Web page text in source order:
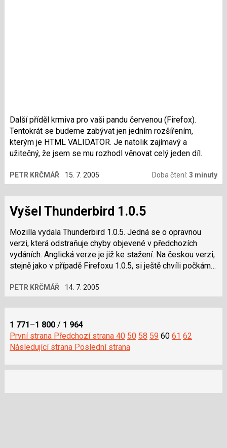
Další příděl krmiva pro vaši pandu červenou (Firefox).
Tentokrát se budeme zabývat jen jedním rozšířením,
kterým je HTML VALIDATOR. Je natolik zajímavý a
užitečný, že jsem se mu rozhodl věnovat celý jeden díl.
PETR KRČMÁŘ 15. 7. 2005 Doba čtení:3 minuty
Vyšel Thunderbird 1.0.5
Mozilla vydala Thunderbird 1.0.5. Jedná se o opravnou
verzi, která odstraňuje chyby objevené v předchozích
vydáních. Anglická verze je již ke stažení. Na českou verzi,
stejně jako v případě Firefoxu 1.0.5, si ještě chvíli počkáme.
PETR KRČMÁŘ 14. 7. 2005
1 771 –1 800/ 1 964
První strana Předchozí strana 40 50 58 59 60 61 62
Následující strana Poslední strana